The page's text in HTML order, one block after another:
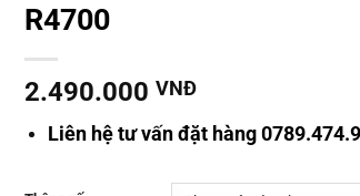
R4700
2.490.000 VNĐ
Liên hệ tư vấn đặt hàng